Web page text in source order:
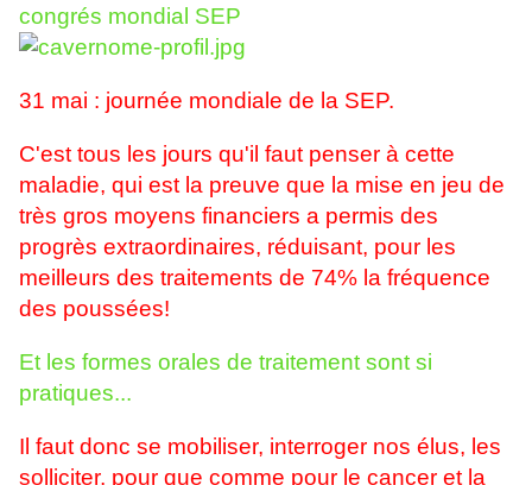
congrés mondial SEP
31 mai : journée mondiale de la SEP.
C'est tous les jours qu'il faut penser à cette
maladie, qui est la preuve que la mise en jeu de
très gros moyens financiers a permis des
progrès extraordinaires, réduisant, pour les
meilleurs des traitements de 74% la fréquence
des poussées!
Et les formes orales de traitement sont si
pratiques...
Il faut donc se mobiliser, interroger nos élus, les
solliciter, pour que comme pour le cancer et la